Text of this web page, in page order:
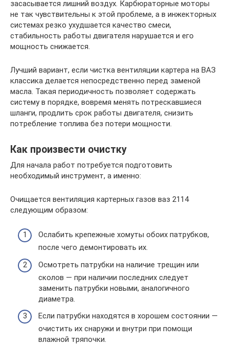
засасывается лишний воздух. Карбюраторные моторы
не так чувствительны к этой проблеме, а в инжекторных
системах резко ухудшается качество смеси,
стабильность работы двигателя нарушается и его
мощность снижается.
Лучший вариант, если чистка вентиляции картера на ВАЗ
классика делается непосредственно перед заменой
масла. Такая периодичность позволяет содержать
систему в порядке, вовремя менять потрескавшиеся
шланги, продлить срок работы двигателя, снизить
потребление топлива без потери мощности.
Как произвести очистку
Для начала работ потребуется подготовить
необходимый инструмент, а именно:
Очищается вентиляция картерных газов ваз 2114
следующим образом:
Ослабить крепежные хомуты обоих патрубков,
после чего демонтировать их.
Осмотреть патрубки на наличие трещин или
сколов — при наличии последних следует
заменить патрубки новыми, аналогичного
диаметра.
Если патрубки находятся в хорошем состоянии —
очистить их снаружи и внутри при помощи
влажной тряпочки.